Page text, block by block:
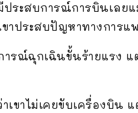
ประสบการณ์การบินเล
าประสบปัญหาทางการแ
รณ์ฉุกเฉินขั้นร้ายแรง
เขาไม่เคยขับเครื่องบิน